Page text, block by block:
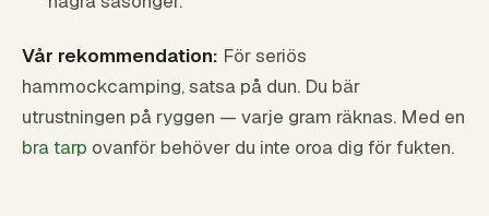
Vår rekommendation: För seriös
hammockcamping, satsa på dun. Du bär
utrustningen på ryggen — varje gram räknas. Med en
bra tarp ovanför behöver du inte oroa dig för fukten.